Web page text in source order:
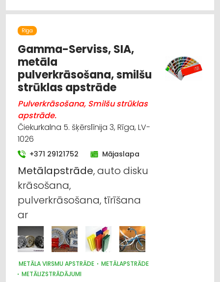
Rīga
Gamma-Serviss, SIA,
metāla
pulverkrāsošana, smilšu
strūklas apstrāde
Pulverkrāsošana, Smilšu strūklas
apstrāde.
Čiekurkalna 5. šķērslīnija 3, Rīga, LV-
1026
+371 29121752 Mājaslapa
Metālapstrāde, auto disku
krāsošana,
pulverkrāsošana, tīrīšana
ar
METĀLA VIRSMU APSTRĀDE
METĀLAPSTRĀDE
METĀLIZSTRĀDĀJUMI